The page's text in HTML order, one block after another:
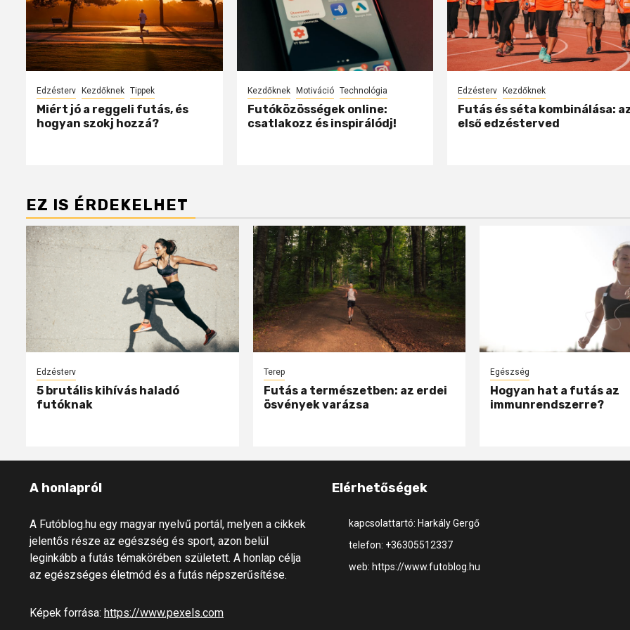
Edzésterv Kezdőknek Tippek
Miért jó a reggeli futás, és
hogyan szokj hozzá?
Kezdőknek Motiváció Technológia
Futóközösségek online:
csatlakozz és inspirálódj!
Edzésterv Kezdőknek
Futás és séta kombinálása:
első edzésterved
EZ IS ÉRDEKELHET
Edzésterv
5 brutális kihívás haladó
futóknak
Terep
Futás a természetben: az erdei
ösvények varázsa
Egészség
Hogyan hat a futás az
immunrendszerre?
A honlapról
A Futóblog.hu egy magyar nyelvű portál, melyen a cikkek
jelentős része az egészség és sport, azon belül
leginkább a futás témakörében született. A honlap célja
az egészséges életmód és a futás népszerűsítése.
Képek forrása: https://www.pexels.com
Elérhetőségek
kapcsolattartó: Harkály Gergő
telefon: +36305512337
web: https://www.futoblog.hu